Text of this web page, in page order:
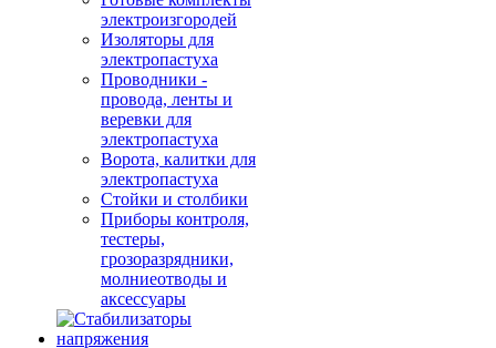
электроизгородей
Изоляторы для
электропастуха
Проводники -
провода, ленты и
веревки для
электропастуха
Ворота, калитки для
электропастуха
Стойки и столбики
Приборы контроля,
тестеры,
грозоразрядники,
молниеотводы и
аксессуары